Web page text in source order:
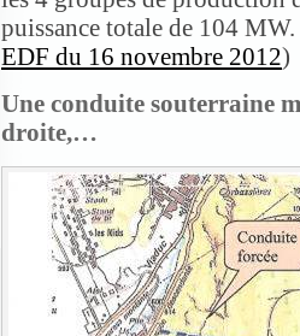
puissance totale de 104
EDF du 16 novembre 2012)
Une conduite souterraine
droite,…